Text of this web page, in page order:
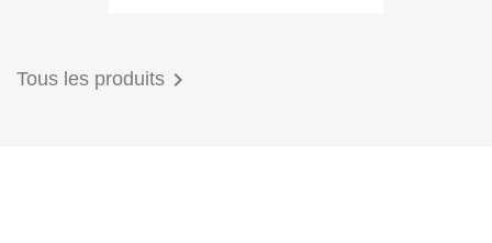
Tous les produits 